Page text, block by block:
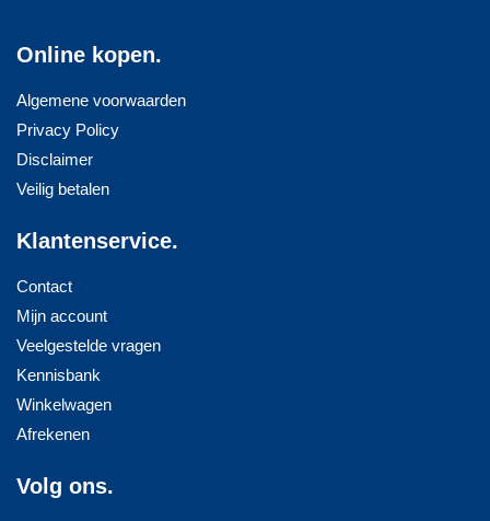
Online kopen.
Algemene voorwaarden
Privacy Policy
Disclaimer
Veilig betalen
Klantenservice.
Contact
Mijn account
Veelgestelde vragen
Kennisbank
Winkelwagen
Afrekenen
Volg ons.